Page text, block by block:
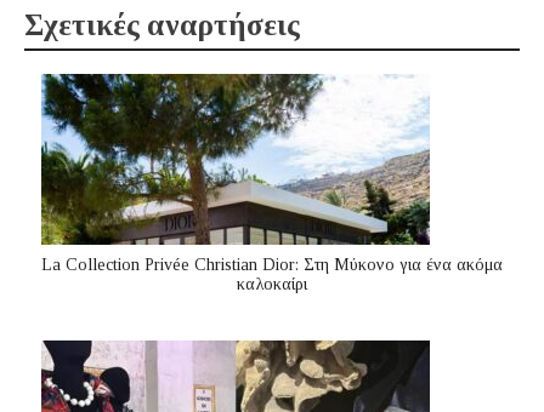
Σχετικές αναρτήσεις
La Collection Privée Christian Dior: Στη Μύκονο για ένα ακόμα
καλοκαίρι